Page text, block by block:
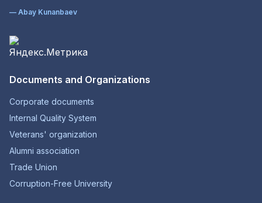
— Abay Kunanbaev
Documents and Organizations
Corporate documents
Internal Quality System
Veterans' organization
Alumni association
Trade Union
Corruption-Free University